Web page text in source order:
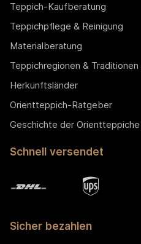
Teppich-Kaufberatung
Teppichpflege & Reinigung
Materialberatung
Teppichregionen & Traditionen
Herkunftsländer
Orientteppich-Ratgeber
Geschichte der Orientteppiche
Schnell versendet
Sicher bezahlen